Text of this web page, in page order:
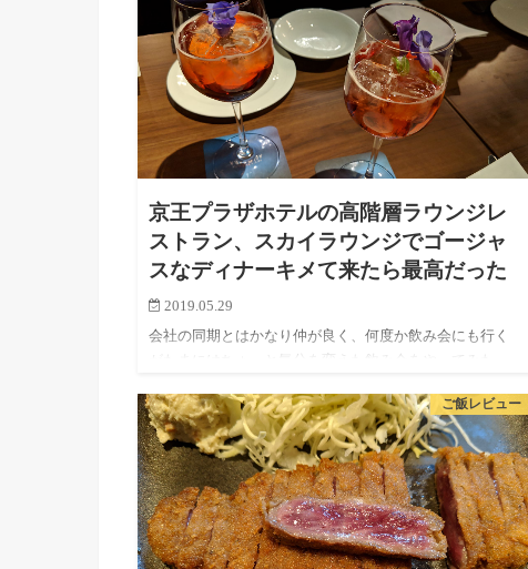
京王プラザホテルの高階層ラウンジレ
ストラン、スカイラウンジでゴージャ
スなディナーキメて来たら最高だった
2019.05.29
会社の同期とはかなり仲が良く、何度か飲み会にも行く
で同期会してきました。さっそく感想を言うと、最高で
した。 …
ご飯レビュー